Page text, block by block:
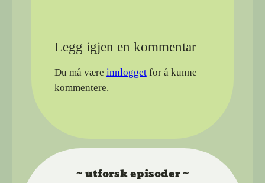
Legg igjen en kommentar
Du må være innloggetfor å kunne
kommentere.
~ utforsk episoder ~